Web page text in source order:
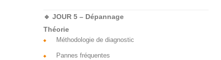
🔹 JOUR 5 – Dépannage
Théorie
Méthodologie de diagnostic
Pannes fréquentes